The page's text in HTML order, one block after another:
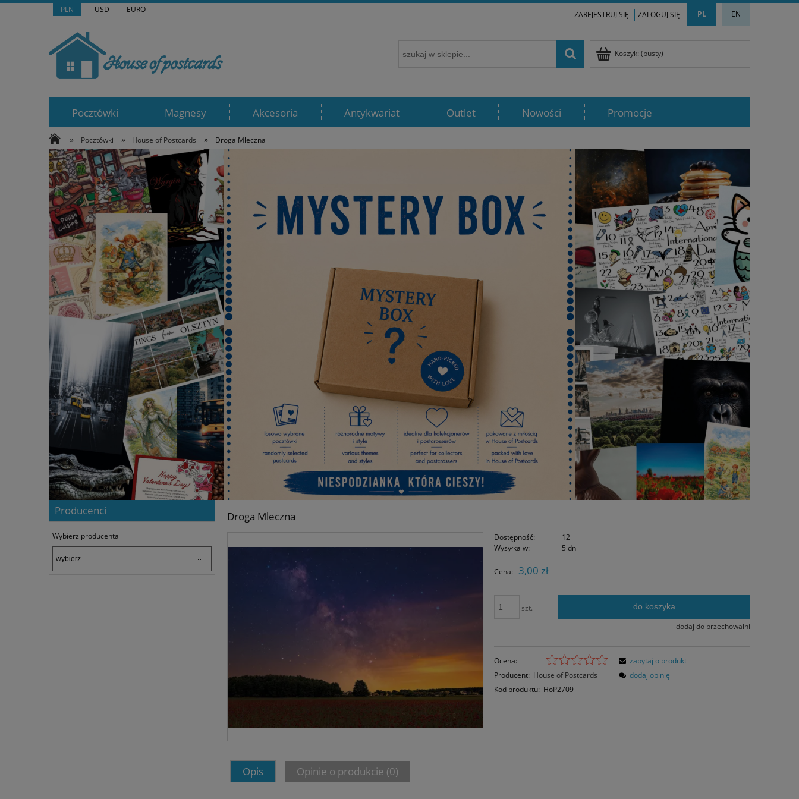
PLN USD EURO PL EN
ZAREJESTRUJ SIĘ ZALOGUJ SIĘ
Koszyk: (pusty)
Pocztówki Magnesy Akcesoria Antykwariat Outlet Nowości Promocje
» Pocztówki » House of Postcards » Droga Mleczna
Producenci
Wybierz producenta
Droga Mleczna
Dostępność:
12
Wysyłka w:
5 dni
Cena: 3,00 zł
szt. do koszyka
dodaj do przechowalni
Ocena:
Producent: House of Postcards
Kod produktu: HoP2709
zapytaj o produkt
dodaj opinię
Opis Opinie o produkcie (0)